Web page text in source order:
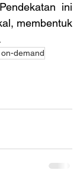
ini
membentuk
demand